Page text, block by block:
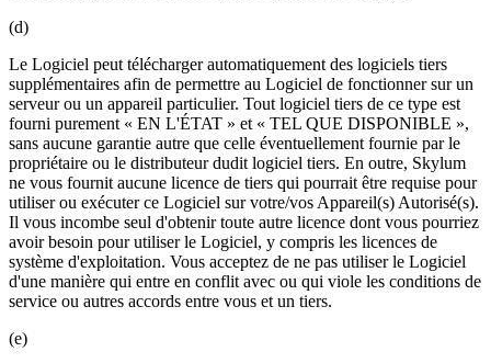
(d)
Le Logiciel peut télécharger automatiquement des logiciels tiers
supplémentaires afin de permettre au Logiciel de fonctionner sur un
serveur ou un appareil particulier. Tout logiciel tiers de ce type est
fourni purement « EN L'ÉTAT » et « TEL QUE DISPONIBLE »,
sans aucune garantie autre que celle éventuellement fournie par le
propriétaire ou le distributeur dudit logiciel tiers. En outre, Skylum
ne vous fournit aucune licence de tiers qui pourrait être requise pour
utiliser ou exécuter ce Logiciel sur votre/vos Appareil(s) Autorisé(s).
Il vous incombe seul d'obtenir toute autre licence dont vous pourriez
avoir besoin pour utiliser le Logiciel, y compris les licences de
système d'exploitation. Vous acceptez de ne pas utiliser le Logiciel
d'une manière qui entre en conflit avec ou qui viole les conditions de
service ou autres accords entre vous et un tiers.
(e)